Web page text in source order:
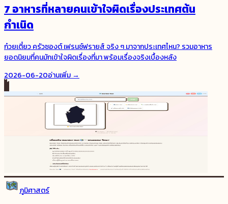
7 อาหารที่หลายคนเข้าใจผิดเรื่องประเทศต้น
กำเนิด
ก๋วยเตี๋ยว ครัวซองต์ เฟรนช์ฟรายส์ จริง ๆ มาจากประเทศไหน? รวมอาหาร
ยอดนิยมที่คนมักเข้าใจผิดเรื่องที่มา พร้อมเรื่องจริงเบื้องหลัง
2026-06-20อ่านเพิ่ม →
ภูมิศาสตร์